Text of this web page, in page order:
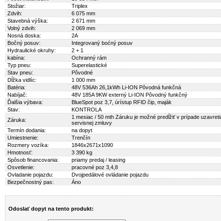
Stožiar:
Triplex
Zdvih:
6 075 mm
Stavebná výška:
2 671 mm
Volný zdvih:
2 069 mm
Nosná doska:
2A
Bočný posuv:
Integrovaný boćný posuv
Hydraulické okruhy:
2 + 1
kabína:
Ochranný rám
Typ pneu:
Superelastické
Stav pneu:
Pôvodné
Dĺžka vidlíc:
1 000 mm
Batéria:
48V 536Ah 26,1kWh Li-ION Pôvodná funkčná
Nabíjač:
48V 185A 9KW externý Li-ION Pôvodný funkčný
Ďalšia výbava:
BlueSpot poz 3,7, úrístup RFID čip, maják
Stav:
KONTROLA
Záruka:
1 mesiac / 50 mth Záruku je možné predĺžiť v prípade
servisnej zmluvy
Termín dodania:
na dopyt
Umiestnenie:
Trenčín
Rozmery vozíka:
1846x2671x1090
Hmotnosť:
3 390 kg
Spôsob financovania:
priamy predaj / leasing
Osvetlenie:
pracovné poz 3,4,8
Ovladanie pojazdu:
Dvojpedálové ovládanie pojazdu
Bezpečnostný pas:
Áno
Odoslať dopyt na tento produkt: